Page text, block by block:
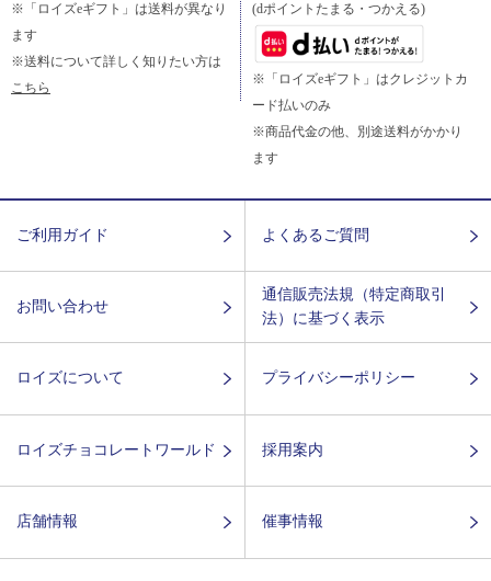
※「ロイズeギフト」は送料が異なり
ます
※送料について詳しく知りたい方は
こちら
(dポイントたまる・つかえる)
※「ロイズeギフト」はクレジットカ
ード払いのみ
※商品代金の他、別途送料がかかり
ます
ご利用ガイド よくあるご質問
お問い合わせ
通信販売法規（特定商取引
法）に基づく表示
ロイズについて プライバシーポリシー
ロイズチョコレートワールド 採用案内
店舗情報 催事情報